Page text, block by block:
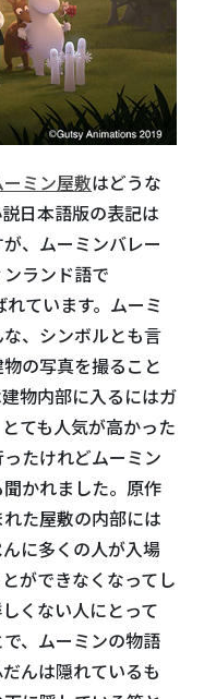
ミン屋敷はどうな
日本語版の表記は
、ムーミンバレー
ランド語で
れています。ムーミ
、シンボルとも言
の写真を撮ること
物内部に入るにはガ
ても人気が高かった
たけれどムーミン
かれました。原作
た屋敷の内部には
に多くの人が入場
ができなくなってし
くない人にとって
、ムーミンの物語
んは隠れているも